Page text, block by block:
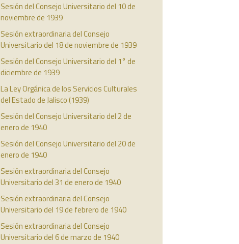
Sesión del Consejo Universitario del 10 de
noviembre de 1939
Sesión extraordinaria del Consejo
Universitario del 18 de noviembre de 1939
Sesión del Consejo Universitario del 1° de
diciembre de 1939
La Ley Orgánica de los Servicios Culturales
del Estado de Jalisco (1939)
Sesión del Consejo Universitario del 2 de
enero de 1940
Sesión del Consejo Universitario del 20 de
enero de 1940
Sesión extraordinaria del Consejo
Universitario del 31 de enero de 1940
Sesión extraordinaria del Consejo
Universitario del 19 de febrero de 1940
Sesión extraordinaria del Consejo
Universitario del 6 de marzo de 1940